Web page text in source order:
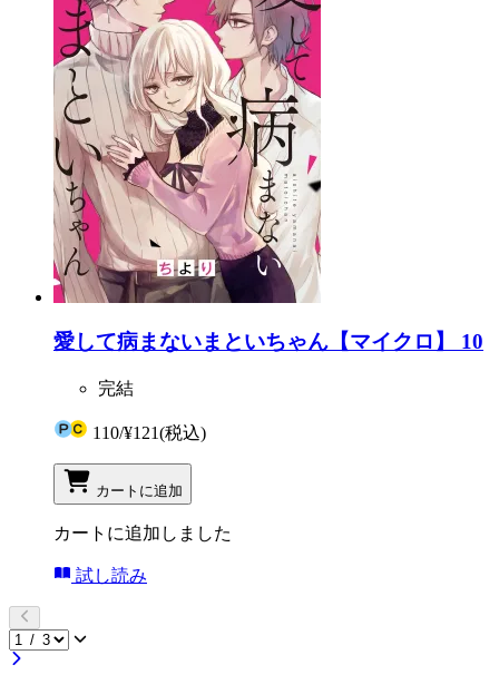
愛して病まないまといちゃん【マイクロ】 10
完結
110/¥121(税込)
カートに追加
カートに追加しました
試し読み